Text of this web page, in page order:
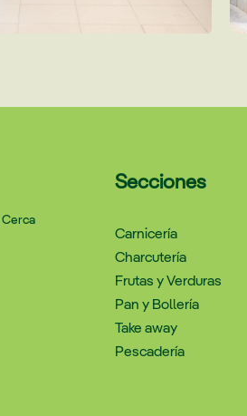
Cerca
Secciones
Carnicería
Charcutería
Frutas y Verduras
Pan y Bollería
Take away
Pescadería